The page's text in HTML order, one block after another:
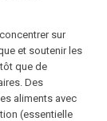
sur
et soutenir les
que de
Des
aliments avec
(essentielle